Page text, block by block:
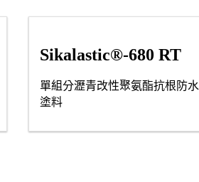
Sikalastic®-680 RT
單組分瀝青改性聚氨酯抗根防水
塗料